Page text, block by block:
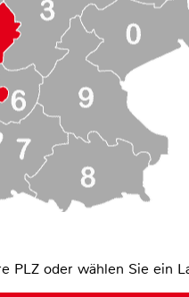
PLZ oder wählen Sie ein